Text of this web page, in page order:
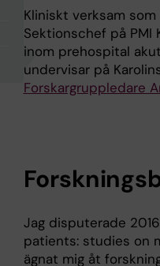
Kliniskt verksam
Sektionschef på PMI
inom prehospital
undervisar på
Forskargruppledare
Jag disputerade
patients: studies on
ägnat mig åt